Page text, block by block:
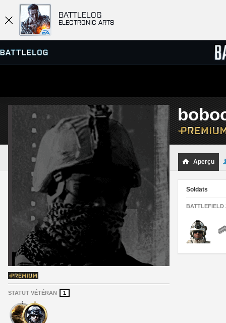
BATTLELOG
ELECTRONIC ARTS
SERVEURS
PARTIES
STATUT VÉTÉRAN 1
Aperçu
Soldats
BATTLEFIELD